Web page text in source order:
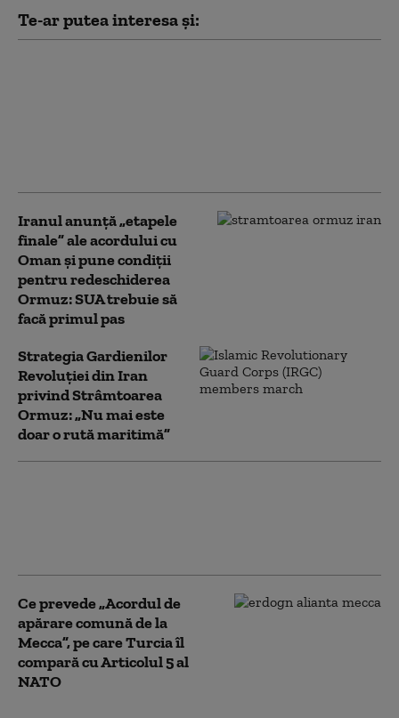
Te-ar putea interesa și:
Iranul anunță „etapele
finale” ale acordului cu
Oman și pune condiții
pentru redeschiderea
Ormuz: SUA trebuie să
facă primul pas
Strategia Gardienilor
Revoluției din Iran
privind Strâmtoarea
Ormuz: „Nu mai este
doar o rută maritimă”
Ce prevede „Acordul de
apărare comună de la
Mecca”, pe care Turcia îl
compară cu Articolul 5 al
NATO